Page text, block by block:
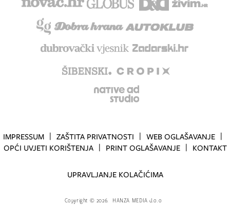
IMPRESSUM ZAŠTITA PRIVATNOSTI
WEB OGLAŠAVANJE
OPĆI UVJETI KORIŠTENJA
PRINT OGLAŠAVANJE KONTAKT
UPRAVLJANJE KOLAČIĆIMA
Copyright © 2026. HANZA MEDIA d.o.o